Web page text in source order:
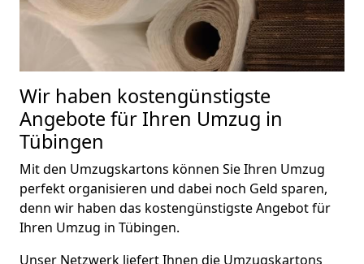
Wir haben kostengünstigste
Angebote für Ihren Umzug in
Tübingen
Mit den Umzugskartons können Sie Ihren Umzug
perfekt organisieren und dabei noch Geld sparen,
denn wir haben das kostengünstigste Angebot für
Ihren Umzug in Tübingen.
Unser Netzwerk liefert Ihnen die Umzugskartons